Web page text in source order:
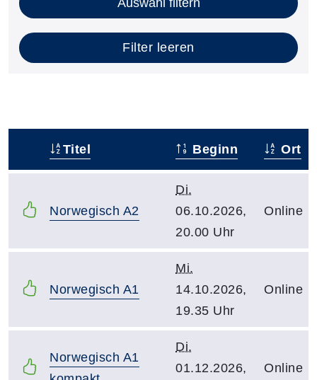
Filter leeren
Titel Beginn Ort
Norwegisch A2
Di.
06.10.2026,
20.00 Uhr
Online
Norwegisch A1
Mi.
14.10.2026,
19.35 Uhr
Online
Norwegisch A1
Di.
01.12.2026,
Online